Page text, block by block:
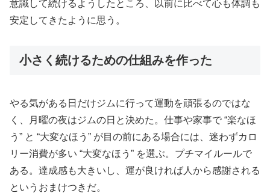
意識して続けるようしたところ、以前に比べて心も体調も
安定してきたように思う。
小さく続けるための仕組みを作った
やる気がある日だけジムに行って運動を頑張るのではな
く、月曜の夜はジムの日と決めた。仕事や家事で “楽なほ
う” と “大変なほう” が目の前にある場合には、迷わずカロ
リー消費が多い “大変なほう” を選ぶ。プチマイルールで
ある。達成感も大きいし、運が良ければ人から感謝される
というおまけつきだ。